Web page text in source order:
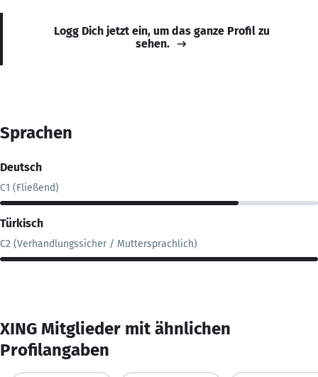
Logg Dich jetzt ein, um das ganze Profil zu
sehen.
Sprachen
Deutsch
C1 (Fließend)
Türkisch
C2 (Verhandlungssicher / Muttersprachlich)
XING Mitglieder mit ähnlichen
Profilangaben